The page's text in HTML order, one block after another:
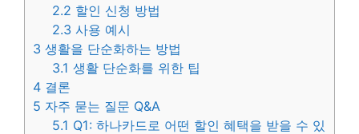
2.2 할인 신청 방법
2.3 사용 예시
3 생활을 단순화하는 방법
3.1 생활 단순화를 위한 팁
4 결론
5 자주 묻는 질문 Q&A
5.1 Q1: 하나카드로 어떤 할인 혜택을 받을 수 있